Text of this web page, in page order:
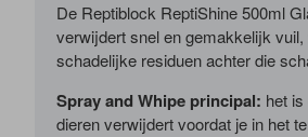
De Reptiblock ReptiShine 500ml
verwijdert snel en gemakkelijk
schadelijke residuen achter die
Spray and Whipe principal: het
dieren verwijdert voordat je in het